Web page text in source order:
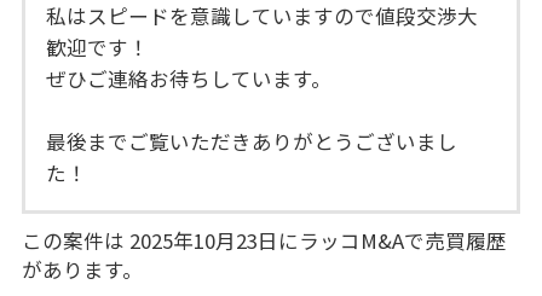
私はスピードを意識していますので値段交渉大
歓迎です！
ぜひご連絡お待ちしています。
最後までご覧いただきありがとうございまし
た！
この案件は 2025年10月23日にラッコM&Aで売買履歴
があります。